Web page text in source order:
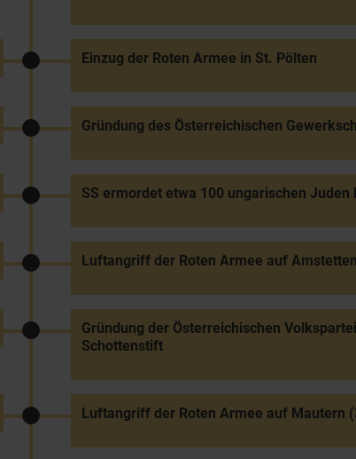
Einzug der Roten Armee in St. Pölten
Gründung des Österreichischen
SS ermordet etwa 100 ungarischen Juden
Luftangriff der Roten Armee auf Amstetten
Gründung der Österreichischen
Schottenstift
Luftangriff der Roten Armee auf Mautern